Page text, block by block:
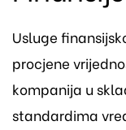
Usluge
procjene
kompanija u
standardima